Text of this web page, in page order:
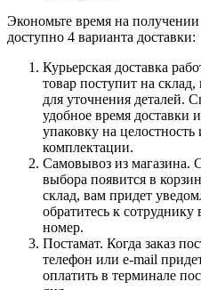
Экономьте время на
доступно 4 варианта доставки:
Курьерская доставка
товар поступит на склад,
для уточнения деталей.
удобное время доставки
упаковку на целостность
комплектации.
Самовывоз из магазина.
выбора появится в
склад, вам придет
обратитесь к сотруднику
номер.
Постамат. Когда заказ
телефон или e-mail
оплатить в терминале